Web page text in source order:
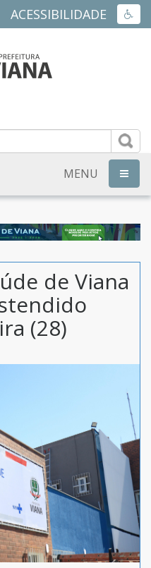
ACESSIBILIDADE
MENU
de Viana
(28)